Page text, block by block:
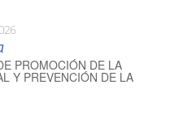
PROMOCIÓN DE LA
Y PREVENCIÓN DE LA